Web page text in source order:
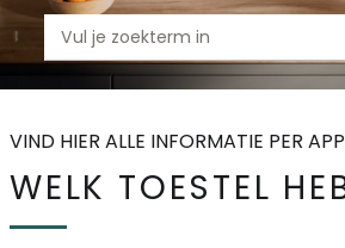
VIND HIER ALLE INFORMATIE PER
WELK TOESTEL